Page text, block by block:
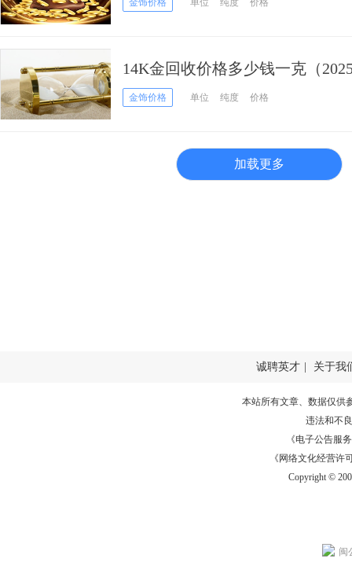
金饰价格 单位 纯度 价格
14K金回收价格多少钱一克（
金饰价格 单位 纯度 价格
加载更多
诚聘英才 关于我
本站所有文章、数据仅供
违法和不
《电子公告服务
《网络文化经营许
Copyright ©
闽